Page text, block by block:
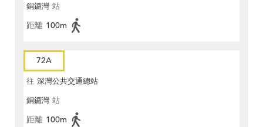
銅鑼灣 站
距離 100m
72A
往 深灣公共交通總站
銅鑼灣 站
距離 100m